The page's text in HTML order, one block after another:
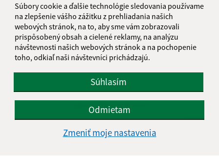
Súbory cookie a ďalšie technológie sledovania používame
na zlepšenie vášho zážitku z prehliadania našich
webových stránok, na to, aby sme vám zobrazovali
prispôsobený obsah a cielené reklamy, na analýzu
návštevnosti našich webových stránok a na pochopenie
toho, odkiaľ naši návštevníci prichádzajú.
Súhlasím
Odmietam
Zmeniť moje nastavenia
Informácie o stránke:
Autorské práva